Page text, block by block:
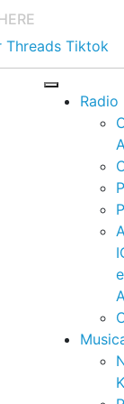
Threads Tiktok
Radio
e